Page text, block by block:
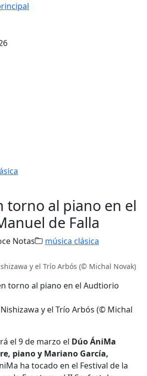
torno al piano en el
de Falla
Notas música clásica
y el Trío Arbós (© Michal Novak)
y el Trío Arbós (© Michal
el 9 de marzo el Dúo ÁniMa
piano y Mariano García,
ha tocado en el Festival de la